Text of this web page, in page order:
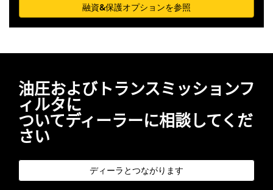
融資&保護オプションを参照
油圧およびトランスミッションフ
ィルタに
ついてディーラーに相談してくだ
さい
ディーラとつながります